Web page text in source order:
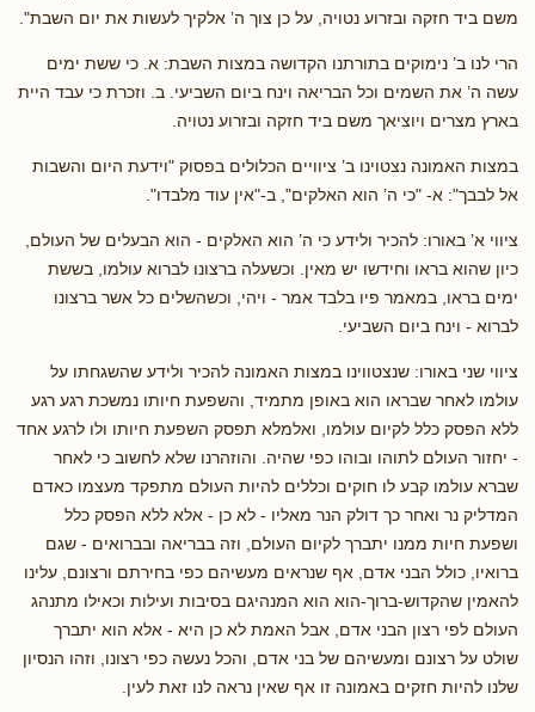
משם ביד חזקה ובזרוע נטויה, על כן צוך ה’ אלקיך לעשות את יום השבת".
הרי לנו ב’ נימוקים בתורתנו הקדושה במצות השבת: א. כי ששת ימים
עשה ה’ את השמים וכל הבריאה וינח ביום השביעי. ב. וזכרת כי עבד היית
בארץ מצרים ויוציאך משם ביד חזקה ובזרוע נטויה.
במצות האמונה נצטוינו ב’ ציוויים הכלולים בפסוק "וידעת היום והשבות
אל לבבך": א- "כי ה’ הוא האלקים", ב-"אין עוד מלבדו".
ציווי א’ באורו: להכיר ולידע כי ה’ הוא האלקים - הוא הבעלים של העולם,
כיון שהוא בראו וחידשו יש מאין. וכשעלה ברצונו לברוא עולמו, בששת
ימים בראו, במאמר פיו בלבד אמר - ויהי, וכשהשלים כל אשר ברצונו
לברוא - וינח ביום השביעי.
ציווי שני באורו: שנצטווינו במצות האמונה להכיר ולידע שהשגחתו על
עולמו לאחר שבראו הוא באופן מתמיד, והשפעת חיותו נמשכת רגע רגע
ללא הפסק כלל לקיום עולמו, ואלמלא תפסק השפעת חיותו ולו לרגע אחד
- יחזור העולם לתוהו ובוהו כפי שהיה. והוזהרנו שלא לחשוב כי לאחר
שברא עולמו קבע לו חוקים וכללים להיות העולם מתפקד מעצמו כאדם
המדליק נר ואחר כך דולק הנר מאליו - לא כן - אלא ללא הפסק כלל
ושפעת חיות ממנו יתברך לקיום העולם, וזה בבריאה ובברואים - שגם
ברואיו, כולל הבני אדם, אף שנראים מעשיהם כפי בחירתם ורצונם, עלינו
להאמין שהקדוש-ברוך-הוא הוא המנהיגם בסיבות ועילות וכאילו מתנהג
העולם לפי רצון הבני אדם, אבל האמת לא כן היא - אלא הוא יתברך
שולט על רצונם ומעשיהם של בני אדם, והכל נעשה כפי רצונו, וזהו הנסיון
שלנו להיות חזקים באמונה זו אף שאין נראה לנו זאת לעין.